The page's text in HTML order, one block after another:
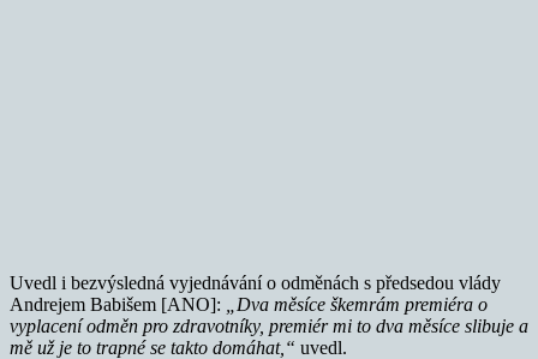
Uvedl i bezvýsledná vyjednávání o odměnách s předsedou vlády
Andrejem Babišem [ANO]:
„Dva měsíce škemrám premiéra o
vyplacení odměn pro zdravotníky, premiér mi to dva měsíce slibuje a
mě už je to trapné se takto domáhat,“ uvedl.